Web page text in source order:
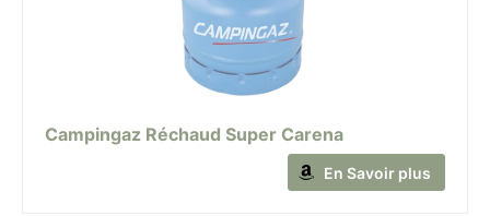
Campingaz Réchaud Super Carena
En Savoir plus